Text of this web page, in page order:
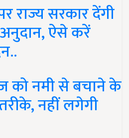
राज्य सरकार देंगी
ऐसे करें
को नमी से बचाने के
नहीं लगेगी